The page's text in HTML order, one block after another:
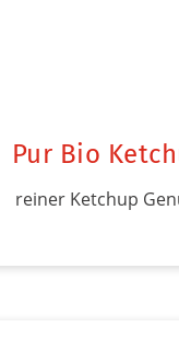
Pur Bio
reiner Ketchup